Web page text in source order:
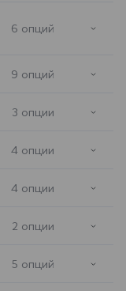
6 опций
9 опций
3 опции
4 опции
4 опции
2 опции
5 опций